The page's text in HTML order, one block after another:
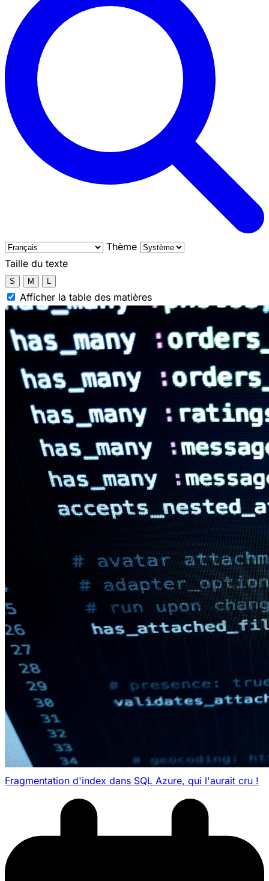
Thème
Taille du texte
S M L
Afficher la table des matières
Fragmentation d'index dans SQL Azure, qui l'aurait cru !